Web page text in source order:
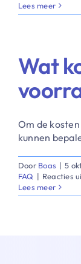
Lees meer
​Wat
​Om de
kunnen
Door Boas | 5
FAQ | Reacties
Lees meer